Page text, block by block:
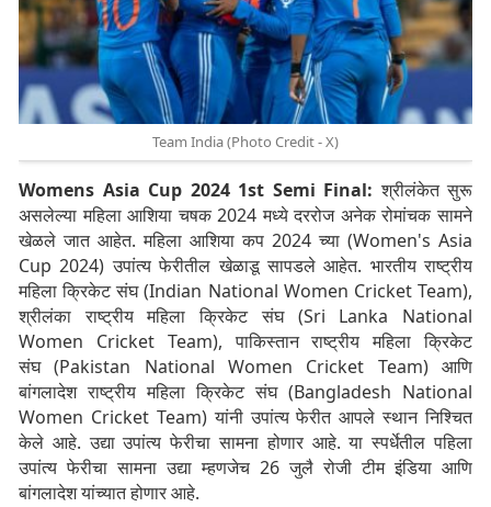
Team India (Photo Credit - X)
Womens Asia Cup 2024 1st Semi Final: श्रीलंकेत सुरू
असलेल्या महिला आशिया चषक 2024 मध्ये दररोज अनेक रोमांचक सामने
खेळले जात आहेत. महिला आशिया कप 2024 च्या (Women's Asia
Cup 2024) उपांत्य फेरीतील खेळाडू सापडले आहेत. भारतीय राष्ट्रीय
महिला क्रिकेट संघ (Indian National Women Cricket Team),
श्रीलंका राष्ट्रीय महिला क्रिकेट संघ (Sri Lanka National
Women Cricket Team), पाकिस्तान राष्ट्रीय महिला क्रिकेट
संघ (Pakistan National Women Cricket Team) आणि
बांगलादेश राष्ट्रीय महिला क्रिकेट संघ (Bangladesh National
Women Cricket Team) यांनी उपांत्य फेरीत आपले स्थान निश्चित
केले आहे. उद्या उपांत्य फेरीचा सामना होणार आहे. या स्पर्धेतील पहिला
उपांत्य फेरीचा सामना उद्या म्हणजेच 26 जुलै रोजी टीम इंडिया आणि
बांगलादेश यांच्यात होणार आहे.